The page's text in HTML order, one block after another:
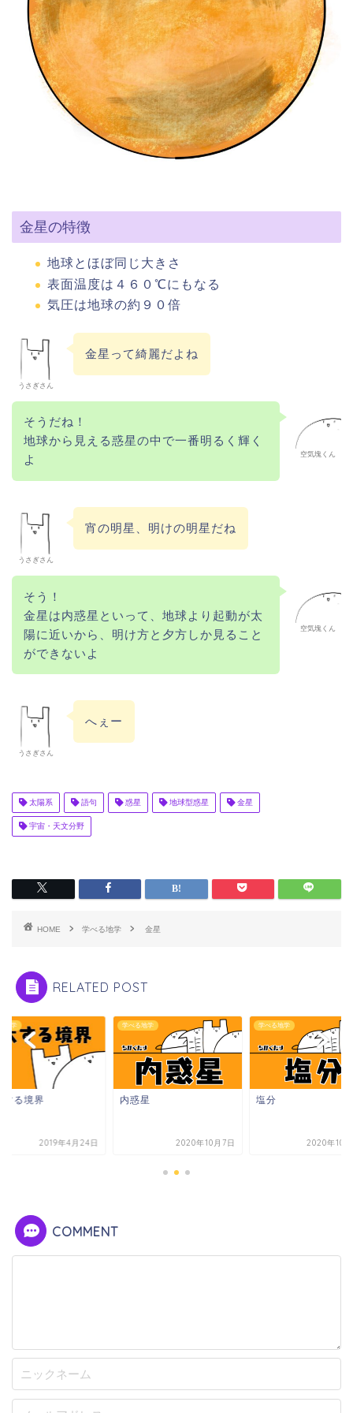
金星の特徴
地球とほぼ同じ大きさ
表面温度は４６０℃にもなる
気圧は地球の約９０倍
うさぎさん
金星って綺麗だよね
空気塊くん
そうだね！
地球から見える惑星の中で一番明るく輝く
よ
うさぎさん
宵の明星、明けの明星だね
空気塊くん
そう！
金星は内惑星といって、地球より起動が太
陽に近いから、明け方と夕方しか見ること
ができないよ
うさぎさん
へぇー
太陽系 語句 惑星 地球型惑星 金星
宇宙・天文分野
HOME 学べる地学 金星
RELATED POST
地学
する境界
2019年4月24日
学べる地学
内惑星
2020年10月7日
学べる地学
塩分
2020年10
COMMENT